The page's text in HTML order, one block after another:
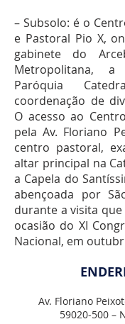
– Subsolo: é o
e Pastoral Pio X,
gabinete do
Metropolitana,
Paróquia
coordenação de
O acesso ao
pela Av. Floriano
centro pastoral,
altar principal na
a Capela do
abençoada por
durante a visita
ocasião do XI
Nacional, em
Av. Floriano
59020-500 –